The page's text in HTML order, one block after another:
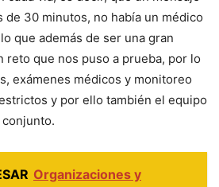
de 30 minutos, no había un médico
que además de ser una gran
reto que nos puso a prueba, por lo
exámenes médicos y monitoreo
y por ello también el equipo
Organizaciones y